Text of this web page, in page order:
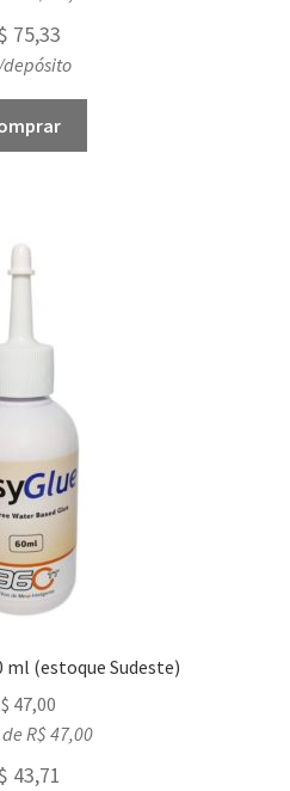
75,33
depósito
ml (estoque Sudeste)
47,00
R$47,00
43,71